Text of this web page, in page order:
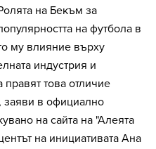
на Бекъм за
на футбола в
му влияние върху
индустрия и
правят това отличие
заяви в официално
на сайта на "Алеята
на инициативата Ана